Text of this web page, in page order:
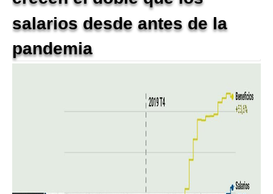
salarios desde antes de la
pandemia